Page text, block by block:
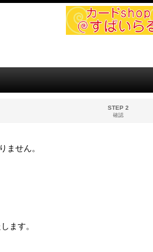
STEP 2
確認
ません。
ます。